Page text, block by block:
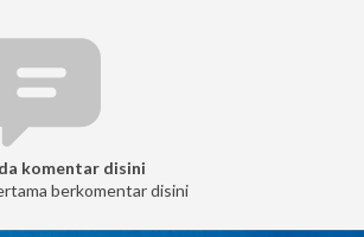
komentar disini
berkomentar disini